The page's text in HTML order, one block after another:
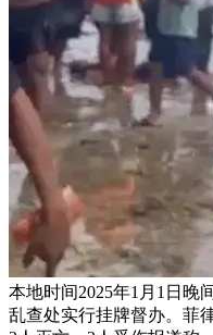
本地时间2025年1月1日晚
乱查处实行挂牌督办。菲